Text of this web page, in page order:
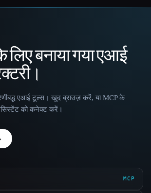
लिए बनाया गया एआई
एआई टूल्स। खुद ब्राउज़ करें, या MCP के
को कनेक्ट करें।
MCP